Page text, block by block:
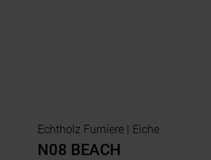
Echtholz Furniere | Eiche
N08 BEACH